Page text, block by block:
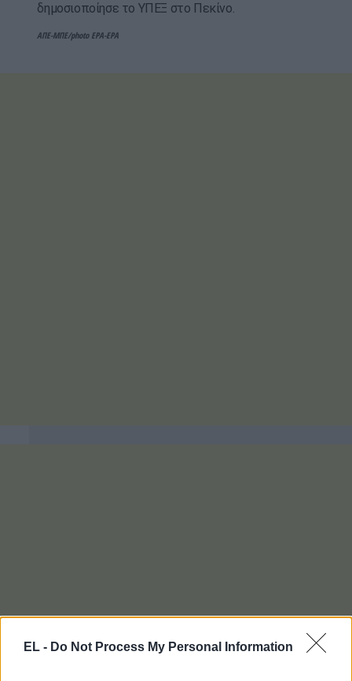
EL - Do Not Process My Personal Information
δημοσιοποίησε το ΥΠΕΞ στο Πεκίνο.
ΑΠΕ-ΜΠΕ/photo EPA-EPA